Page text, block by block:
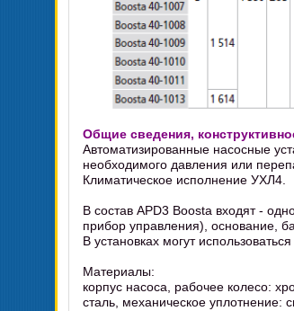
Общие сведения,
Автоматизированные насосные
необходимого давления или
Климатическое исполнение УХЛ4.
В состав APD3 Boosta входят -
прибор управления), основание,
В установках могут использоваться
Материалы:
корпус насоса, рабочее колесо:
сталь, механическое уплотнение: